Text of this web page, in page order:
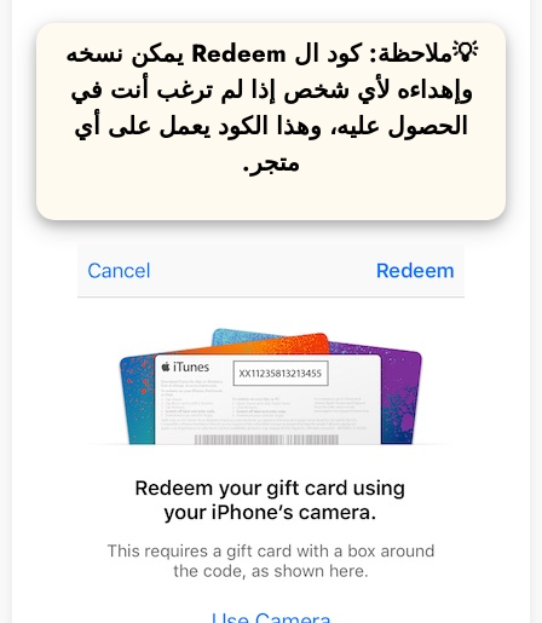
💡ملاحظة: كود ال Redeem يمكن نسخه
وإهداءه لأي شخص إذا لم ترغب أنت في
الحصول عليه، وهذا الكود يعمل على أي
متجر.